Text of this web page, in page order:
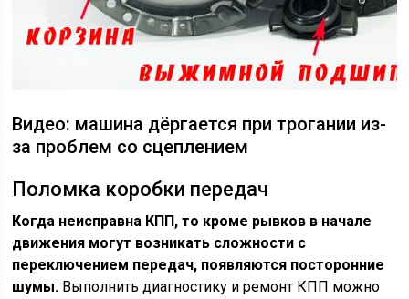
Видео: машина дёргается при трогании из-
за проблем со сцеплением
Поломка коробки передач
Когда неисправна КПП, то кроме рывков в начале
движения могут возникать сложности с
переключением передач, появляются посторонние
шумы. Выполнить диагностику и ремонт КПП можно